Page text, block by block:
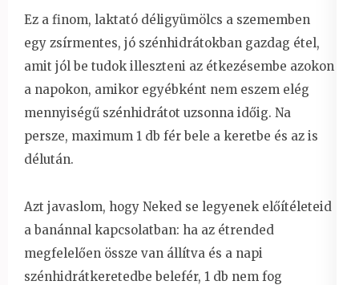
Ez a finom, laktató déligyümölcs a szememben
egy zsírmentes, jó szénhidrátokban gazdag étel,
amit jól be tudok illeszteni az étkezésembe azokon
a napokon, amikor egyébként nem eszem elég
mennyiségű szénhidrátot uzsonna időig. Na
persze, maximum 1 db fér bele a keretbe és az is
délután.
Azt javaslom, hogy Neked se legyenek előítéleteid
a banánnal kapcsolatban: ha az étrended
megfelelően össze van állítva és a napi
szénhidrátkeretedbe belefér, 1 db nem fog